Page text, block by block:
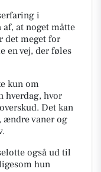
i
at noget måtte
det meget for
en vej, der føles
kun om
hverdag, hvor
Det kan
vaner og
også ud til
hun